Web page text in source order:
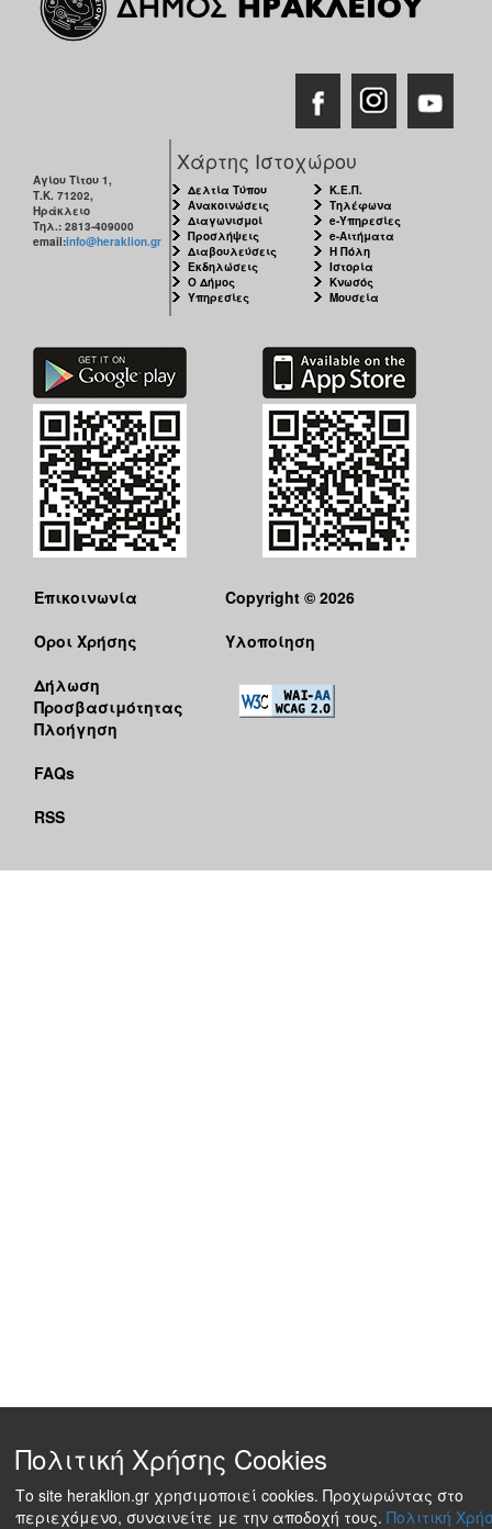
Αγίου Τίτου 1,
Τ.Κ. 71202,
Ηράκλειο
Τηλ.: 2813-409000
email:info@heraklion.gr
Χάρτης Ιστοχώρου
Δελτία Τύπου
Ανακοινώσεις
Διαγωνισμοί
Προσλήψεις
Διαβουλεύσεις
Εκδηλώσεις
Ο Δήμος
Υπηρεσίες
Κ.Ε.Π.
Τηλέφωνα
e-Υπηρεσίες
e-Αιτήματα
Η Πόλη
Ιστορία
Κνωσός
Μουσεία
Επικοινωνία
Όροι Χρήσης
Δήλωση
Προσβασιμότητας
Πλοήγηση
FAQs
RSS
Copyright © 2026
Υλοποίηση
Πολιτική Χρήσης Cookies
Το site heraklion.gr χρησιμοποιεί cookies. Προχωρώντας στο
περιεχόμενο, συναινείτε με την αποδοχή τους. Πολιτική